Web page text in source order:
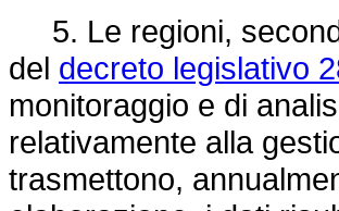
5. Le regioni,
del decreto legislativo
monitoraggio e di
relativamente alla
trasmettono,